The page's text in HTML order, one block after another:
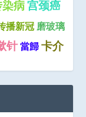
病宫颈癌
播新冠 磨玻璃
针當歸 卡介